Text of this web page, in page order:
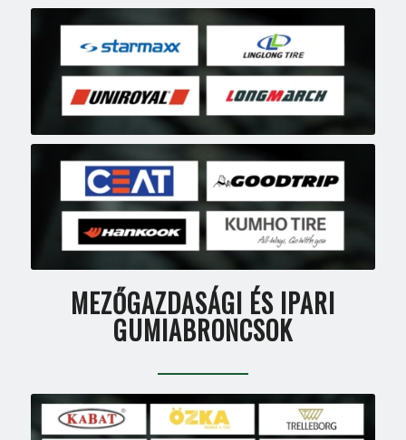
MEZŐGAZDASÁGI ÉS IPARI
GUMIABRONCSOK